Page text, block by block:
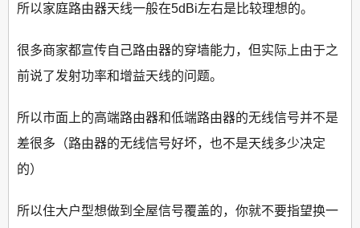
所以家庭路由器天线一般在5dBi左右是比较理想的。
很多商家都宣传自己路由器的穿墙能力，但实际上由于之
前说了发射功率和增益天线的问题。
所以市面上的高端路由器和低端路由器的无线信号并不是
差很多（路由器的无线信号好坏，也不是天线多少决定
的）
所以住大户型想做到全屋信号覆盖的，你就不要指望换一